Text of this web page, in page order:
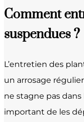
Comment
suspendues ?
L’entretien des
un arrosage
ne stagne pas dans
important de les